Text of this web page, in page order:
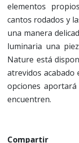
elementos
cantos rodados y
una manera
luminaria una
Nature está
atrevidos acabado
opciones
encuentren.
Compartir